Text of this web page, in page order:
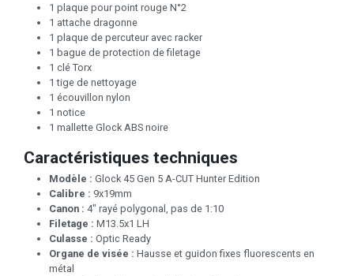
1 plaque pour point rouge N°2
1 attache dragonne
1 plaque de percuteur avec racker
1 bague de protection de filetage
1 clé Torx
1 tige de nettoyage
1 écouvillon nylon
1 notice
1 mallette Glock ABS noire
Caractéristiques techniques
Modèle : Glock 45 Gen 5 A-CUT Hunter Edition
Calibre : 9x19mm
Canon : 4" rayé polygonal, pas de 1:10
Filetage : M13.5x1 LH
Culasse : Optic Ready
Organe de visée : Hausse et guidon fixes fluorescents en
métal